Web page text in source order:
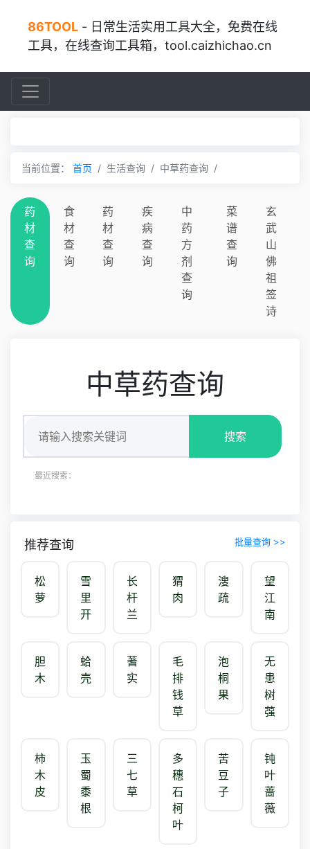
86TOOL - 日常生活实用工具大全，免费在线
工具，在线查询工具箱，tool.caizhichao.cn
当前位置： 首页 生活查询 中草药查询
药
材
查
询
食
材
查
询
药
材
查
询
疾
病
查
询
中
药
方
剂
查
询
菜
谱
查
询
玄
武
山
佛
祖
签
诗
中草药查询
搜索
最近搜索：
推荐查询 批量查询 >>
松
萝
雪
里
开
长
杆
兰
猬
肉
溲
疏
望
江
南
胆
木
蛤
壳
蓍
实
毛
排
钱
草
泡
桐
果
无
患
树
蔃
柿
木
皮
玉
蜀
黍
根
三
七
草
多
穗
石
柯
叶
苦
豆
子
钝
叶
蔷
薇